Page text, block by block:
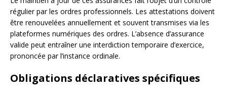
régulier par les ordres professionnels. Les attestations doivent
être renouvelées annuellement et souvent transmises via les
plateformes numériques des ordres. L’absence d’assurance
valide peut entraîner une interdiction temporaire d’exercice,
prononcée par l’instance ordinale.
Obligations déclaratives spécifiques